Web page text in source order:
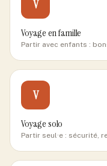
V
Voyage en famille
Partir avec enfants :
V
Voyage solo
Partir seul·e : sécurité,